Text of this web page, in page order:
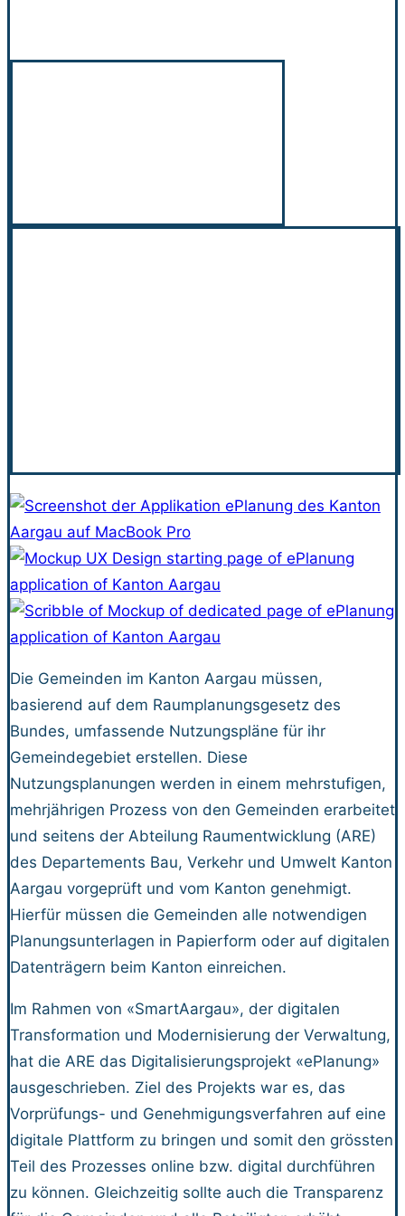
Die Gemeinden im Kanton Aargau müssen,
basierend auf dem Raumplanungsgesetz des
Bundes, umfassende Nutzungspläne für ihr
Gemeindegebiet erstellen. Diese
Nutzungsplanungen werden in einem mehrstufigen,
mehrjährigen Prozess von den Gemeinden erarbeitet
und seitens der Abteilung Raumentwicklung (ARE)
des Departements Bau, Verkehr und Umwelt Kanton
Aargau vorgeprüft und vom Kanton genehmigt.
Hierfür müssen die Gemeinden alle notwendigen
Planungsunterlagen in Papierform oder auf digitalen
Datenträgern beim Kanton einreichen.
Im Rahmen von «SmartAargau», der digitalen
Transformation und Modernisierung der Verwaltung,
hat die ARE das Digitalisierungsprojekt «ePlanung»
ausgeschrieben. Ziel des Projekts war es, das
Vorprüfungs- und Genehmigungsverfahren auf eine
digitale Plattform zu bringen und somit den grössten
Teil des Prozesses online bzw. digital durchführen
zu können. Gleichzeitig sollte auch die Transparenz